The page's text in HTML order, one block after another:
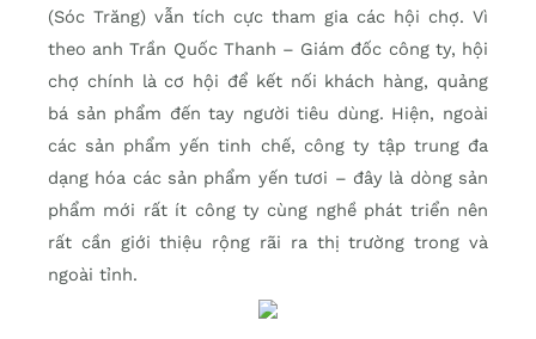
(Sóc Trăng) vẫn tích cực tham gia các hội chợ. Vì
theo anh Trần Quốc Thanh – Giám đốc công ty, hội
chợ chính là cơ hội để kết nối khách hàng, quảng
bá sản phẩm đến tay người tiêu dùng. Hiện, ngoài
các sản phẩm yến tinh chế, công ty tập trung đa
dạng hóa các sản phẩm yến tươi – đây là dòng sản
phẩm mới rất ít công ty cùng nghề phát triển nên
rất cần giới thiệu rộng rãi ra thị trường trong và
ngoài tỉnh.